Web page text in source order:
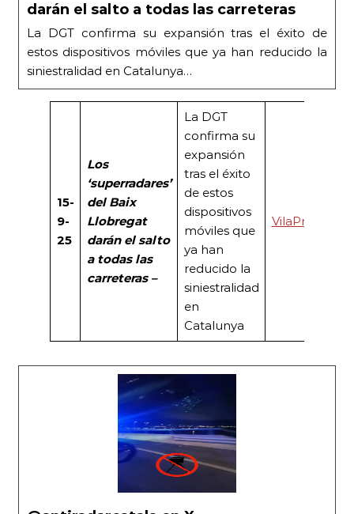
darán el salto a todas las carreteras
La DGT confirma su expansión tras el éxito de
estos dispositivos móviles que ya han reducido la
siniestralidad en Catalunya…
15-
9-
25
Los
‘superradares’
del Baix
Llobregat
darán el salto
a todas las
carreteras –
La DGT
confirma su
expansión
tras el éxito
de estos
dispositivos
móviles que
ya han
reducido la
siniestralidad
en
Catalunya
VilaPress